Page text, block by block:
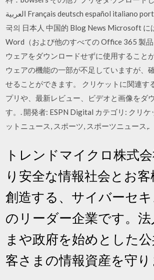
العربية Français deutsch español italiano português русский 한
국의 日本人 中国的 Blog News Microsoft に
Word（および他のすべての Office 365 製
ウェアをダウンロードせずに使用すること
ウェアの機能の一部が不足していますが、
せることができます。 クリケットに関連す
プリや、最新レビュー、ビデオと画像をダ
す。. 開発者: ESPN Digital カテゴリ: クリケ
ットニュース, スポーツ, スポーツニュース,.
トレンドマイクロ株式
り安全な情報社会とお
創造する、サイバーセ
のリーダー企業です。法
まや政府を始めとした
客さまの情報資産を守り